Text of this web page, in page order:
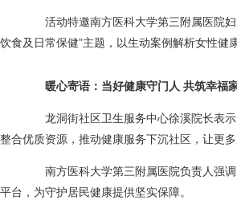
活动特邀南方医科大学第三附属医院妇
饮食及日常保健”主题，以生动案例解析女性
暖心寄语：当好健康守门人 共筑幸福
龙洞街社区卫生服务中心徐溪院长表示
整合优质资源，推动健康服务下沉社区，让更
南方医科大学第三附属医院负责人强调
平台，为守护居民健康提供坚实保障。